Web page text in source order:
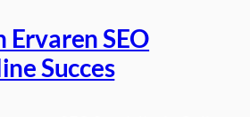
Ervaren SEO
Succes